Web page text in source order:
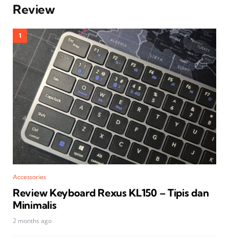
Review
Accessories
Review Keyboard Rexus KL150 – Tipis dan
Minimalis
2 months ago